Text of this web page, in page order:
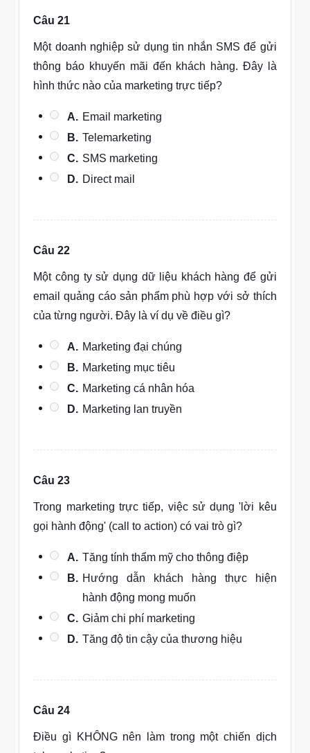
Câu 21
Một doanh nghiệp sử dụng tin nhắn SMS để gửi
thông báo khuyến mãi đến khách hàng. Đây là
hình thức nào của marketing trực tiếp?
A. Email marketing
B. Telemarketing
C. SMS marketing
D. Direct mail
Câu 22
Một công ty sử dụng dữ liệu khách hàng để gửi
email quảng cáo sản phẩm phù hợp với sở thích
của từng người. Đây là ví dụ về điều gì?
A. Marketing đại chúng
B. Marketing mục tiêu
C. Marketing cá nhân hóa
D. Marketing lan truyền
Câu 23
Trong marketing trực tiếp, việc sử dụng 'lời kêu
gọi hành động' (call to action) có vai trò gì?
A. Tăng tính thẩm mỹ cho thông điệp
B. Hướng dẫn khách hàng thực hiện
hành động mong muốn
C. Giảm chi phí marketing
D. Tăng độ tin cậy của thương hiệu
Câu 24
Điều gì KHÔNG nên làm trong một chiến dịch